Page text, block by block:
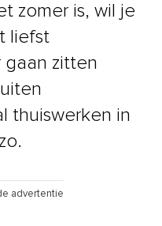
zomer is, wil je
liefst
gaan zitten
thuiswerken in
advertentie